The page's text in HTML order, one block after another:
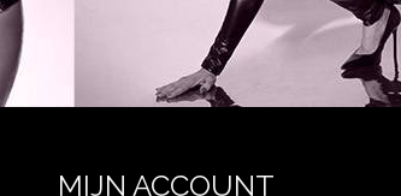
MIJN ACCOUNT